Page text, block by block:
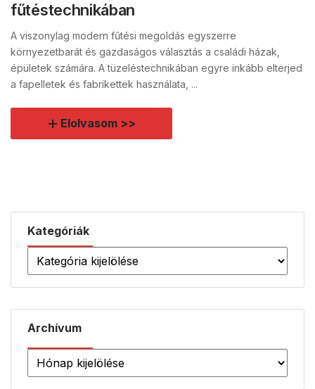
Kategóriák
Archívum
fűtéstechnikában
A viszonylag modern fűtési megoldás egyszerre
környezetbarát és gazdaságos választás a családi házak,
épületek számára. A tüzeléstechnikában egyre inkább elterjed
a fapelletek és fabrikettek használata, ...
Elolvasom >>